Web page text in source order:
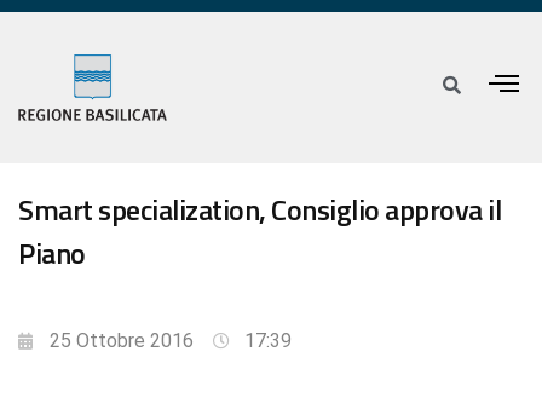
Smart specialization, Consiglio approva il
Piano
25 Ottobre 2016 17:39